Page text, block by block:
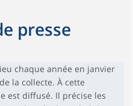
presse
chaque année en janvier
la collecte. À cette
est diffusé. Il précise les